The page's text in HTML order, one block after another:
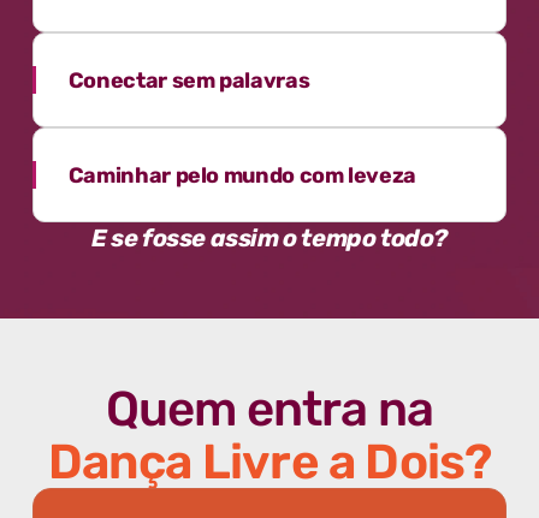
Conectar sem palavras
Caminhar pelo mundo com leveza
E se fosse assim o tempo todo?
Quem entra na
Dança Livre a Dois?